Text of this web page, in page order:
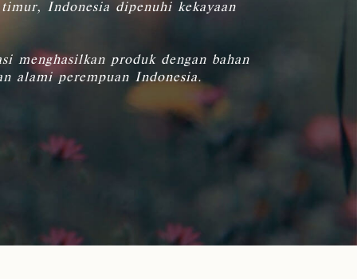
Indonesia dipenuhi kekayaan
menghasilkan produk dengan bahan
alami perempuan Indonesia.